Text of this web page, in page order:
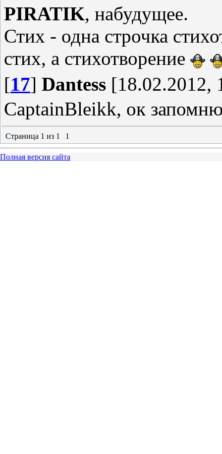
PIRATIK, набудущее.
Стих - одна строчка
стих, а стихотворение
[17] Dantess [18.02.2012,
CaptainBleikk, ок
Страница 1 из 1 1
Полная версия сайта